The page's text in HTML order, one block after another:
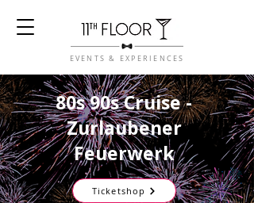
EVENTS & EXPERIENCES
80s 90s Cruise -
Zurlaubener
Feuerwerk
Ticketshop